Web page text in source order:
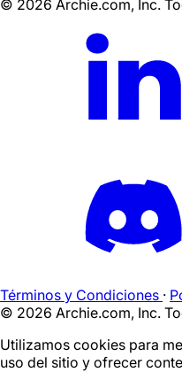
© 2026 Archie.com, Inc.
Términos y Condiciones ·
© 2026 Archie.com, Inc.
Utilizamos cookies para
uso del sitio y ofrecer